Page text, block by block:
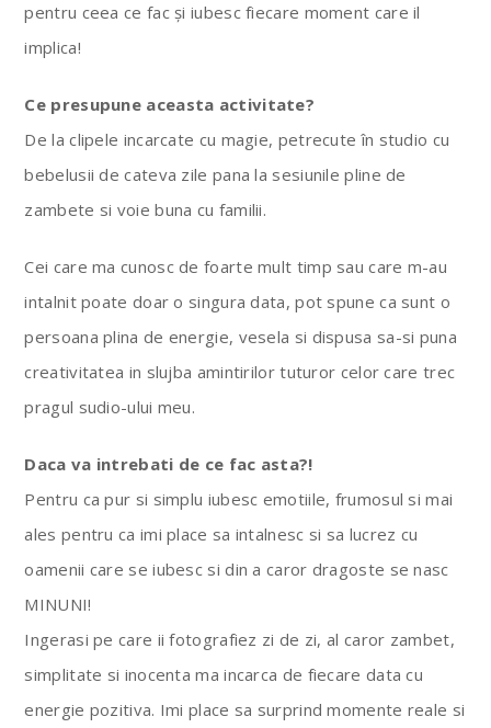
pentru ceea ce fac și iubesc fiecare moment care il
implica!
Ce presupune aceasta activitate?
De la clipele incarcate cu magie, petrecute în studio cu
bebelusii de cateva zile pana la sesiunile pline de
zambete si voie buna cu familii.
Cei care ma cunosc de foarte mult timp sau care m-au
intalnit poate doar o singura data, pot spune ca sunt o
persoana plina de energie, vesela si dispusa sa-si puna
creativitatea in slujba amintirilor tuturor celor care trec
pragul sudio-ului meu.
Daca va intrebati de ce fac asta?!
Pentru ca pur si simplu iubesc emotiile, frumosul si mai
ales pentru ca imi place sa intalnesc si sa lucrez cu
oamenii care se iubesc si din a caror dragoste se nasc
MINUNI!
Ingerasi pe care ii fotografiez zi de zi, al caror zambet,
simplitate si inocenta ma incarca de fiecare data cu
energie pozitiva. Imi place sa surprind momente reale si